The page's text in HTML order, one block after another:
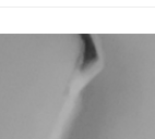
♥HERZENSBÜCHER ♥